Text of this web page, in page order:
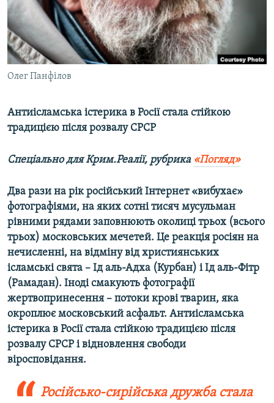
ВІДЕОУРОКИ «ELIFBE»
СВІДЧЕННЯ ОКУПАЦІЇ
УКРАЇНСЬКА ПРОБЛЕМА КРИМУ
ІНФОГРАФІКА
Русский
Qırımtatar
ДОЛУЧАЙСЯ!
Усі сайти RFE/RL
Олег Панфілов
Антиісламська істерика в Росії стала стійкою
традицією після розвалу СРСР
Спеціально для Крим.Реалії, рубрика «Погляд»
Два рази на рік російський Інтернет «вибухає»
фотографіями, на яких сотні тисяч мусульман
рівними рядами заповнюють околиці трьох (всього
трьох) московських мечетей. Це реакція росіян на
нечисленні, на відміну від християнських
ісламські свята – Ід аль-Адха (Курбан) і Ід аль-Фітр
(Рамадан). Іноді смакують фотографії
жертвопринесення – потоки крові тварин, яка
окроплює московський асфальт. Антиісламська
істерика в Росії стала стійкою традицією після
розвалу СРСР і відновлення свободи
віросповідання.
Російсько-сирійська дружба стала